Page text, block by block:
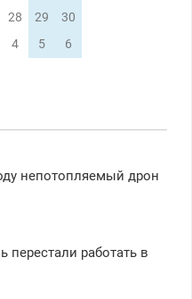
28 29
30
4 5 6
непотопляемый дрон
перестали работать в